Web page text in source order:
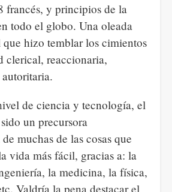
francés, y principios de la
todo el globo. Una oleada
hizo temblar los cimientos
clerical, reaccionaria,
de ciencia y tecnología, el
un precursora
muchas de las cosas que
vida más fácil, gracias a: la
la medicina, la física,
Valdría la pena destacar el